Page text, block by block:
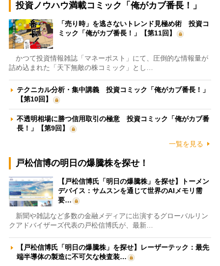
投資ノウハウ満載コミック「俺がカブ番長！」
「売り時」を逃さないトレンド見極め術 投資コ
ミック「俺がカブ番長！」【第11回】
かつて投資情報雑誌「マネーポスト」にて、圧倒的な情報量が
詰め込まれた「天下無敵の株コミック」とし…
テクニカル分析・集中講義 投資コミック「俺がカブ番長！」
【第10回】
不透明相場に勝つ信用取引の極意 投資コミック「俺がカブ番
長！」【第9回】
一覧を見る
戸松信博の明日の爆騰株を探せ！
【戸松信博氏「明日の爆騰株」を探せ】トーメン
デバイス：サムスンを通じて世界のAIメモリ需
要…
新聞や雑誌など多数の金融メディアに出演するグローバルリン
クアドバイザーズ代表の戸松信博氏が、最新…
【戸松信博氏「明日の爆騰株」を探せ】レーザーテック：最先
端半導体の製造に不可欠な検査装…